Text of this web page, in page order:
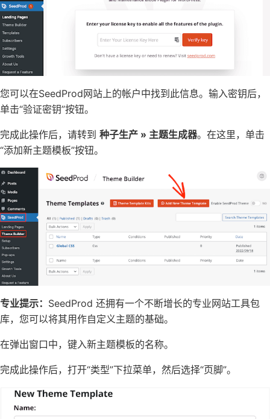
您可以在SeedProd网站上的帐户中找到此信息。输入密钥后，
单击“验证密钥”按钮。
完成此操作后，请转到 种子生产 » 主题生成器。在这里，单击
“添加新主题模板”按钮。
专业提示： SeedProd 还拥有一个不断增长的专业网站工具包
库，您可以将其用作自定义主题的基础。
在弹出窗口中，键入新主题模板的名称。
完成此操作后，打开“类型”下拉菜单，然后选择“页脚”。